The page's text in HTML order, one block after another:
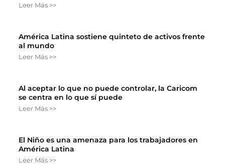
Leer Más >>
América Latina sostiene quinteto de activos frente
al mundo
Leer Más >>
Al aceptar lo que no puede controlar, la Caricom
se centra en lo que sí puede
Leer Más >>
El Niño es una amenaza para los trabajadores en
América Latina
Leer Más >>